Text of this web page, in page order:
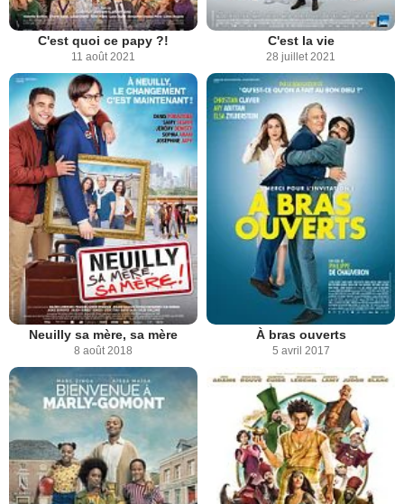
C'est quoi ce papy ?!
11 août 2021
C'est la vie
28 juillet 2021
Neuilly sa mère, sa mère
8 août 2018
À bras ouverts
5 avril 2017